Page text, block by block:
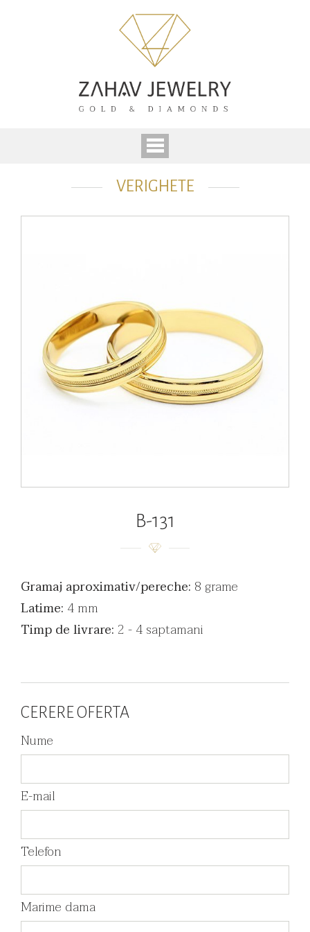
VERIGHETE
B-131
Gramaj aproximativ/pereche: 8 grame
Latime: 4 mm
Timp de livrare: 2 - 4 saptamani
CERERE OFERTA
Nume
E-mail
Telefon
Marime dama